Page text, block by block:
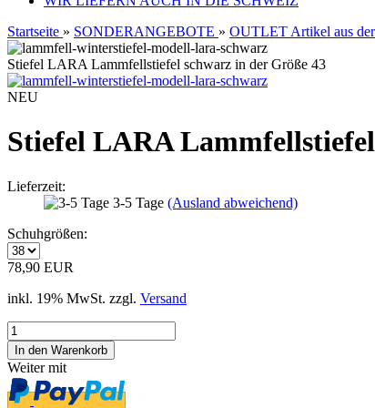
Startseite » SONDERANGEBOTE » OUTLET Artikel aus
Stiefel LARA Lammfellstiefel schwarz in der Größe 43
NEU
Stiefel LARA
Lieferzeit:
3-5 Tage (Ausland abweichend)
Schuhgrößen:
78,90 EUR
inkl. 19% MwSt. zzgl. Versand
Weiter mit